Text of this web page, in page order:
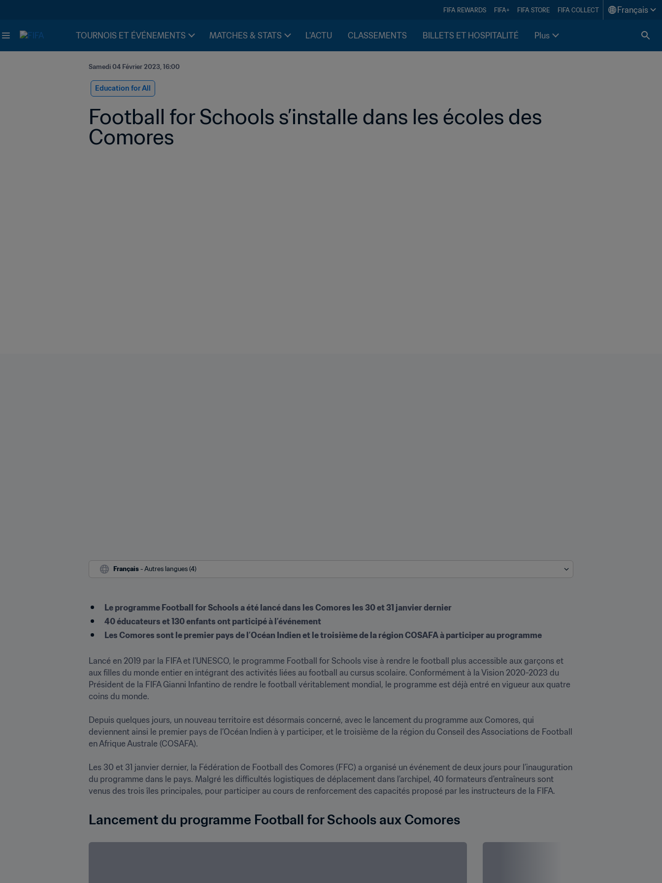
FIFA REWARDS FIFA+ FIFA STORE FIFA COLLECT Français
TOURNOIS ET ÉVÉNEMENTS MATCHES & STATS L'ACTU CLASSEMENTS BILLETS ET HOSPITALITÉ Plus
Samedi 04 Février 2023, 16:00
Education for All
Football for Schools s’installe dans les écoles des
Comores
Français - Autres langues (4)
Le programme Football for Schools a été lancé dans les Comores les 30 et 31 janvier dernier
40 éducateurs et 130 enfants ont participé à l’événement
Les Comores sont le premier pays de l’Océan Indien et le troisième de la région COSAFA à participer au programme
Lancé en 2019 par la FIFA et l’UNESCO, le programme Football for Schools vise à rendre le football plus accessible aux garçons et
aux filles du monde entier en intégrant des activités liées au football au cursus scolaire. Conformément à la Vision 2020-2023 du
Président de la FIFA Gianni Infantino de rendre le football véritablement mondial, le programme est déjà entré en vigueur aux quatre
coins du monde.
Depuis quelques jours, un nouveau territoire est désormais concerné, avec le lancement du programme aux Comores, qui
deviennent ainsi le premier pays de l’Océan Indien à y participer, et le troisième de la région du Conseil des Associations de Football
en Afrique Australe (COSAFA).
Les 30 et 31 janvier dernier, la Fédération de Football des Comores (FFC) a organisé un événement de deux jours pour l’inauguration
du programme dans le pays. Malgré les difficultés logistiques de déplacement dans l’archipel, 40 formateurs d'entraîneurs sont
venus des trois îles principales, pour participer au cours de renforcement des capacités proposé par les instructeurs de la FIFA.
Lancement du programme Football for Schools aux Comores